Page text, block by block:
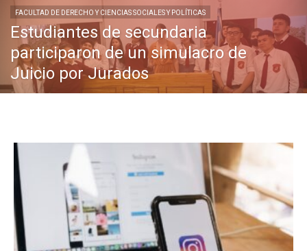
FACULTAD DE DERECHO Y CIENCIAS SOCIALES Y POLÍTICAS
Estudiantes de secundaria
participaron de un simulacro de
Juicio por Jurados